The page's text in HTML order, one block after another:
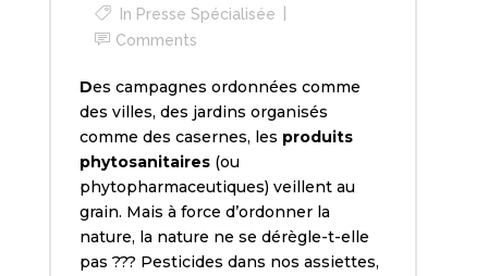
In Presse Spécialisée
Comments
Des campagnes ordonnées comme
des villes, des jardins organisés
comme des casernes, les produits
phytosanitaires(ou
phytopharmaceutiques) veillent au
grain. Mais à force d’ordonner la
nature, la nature ne se dérègle-t-elle
pas ??? Pesticides dans nos assiettes,